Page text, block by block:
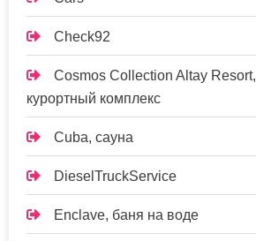
Check92
Cosmos Collection Altay Resort,
курортный комплекс
Cuba, сауна
DieselTruckService
Enclave, баня на воде